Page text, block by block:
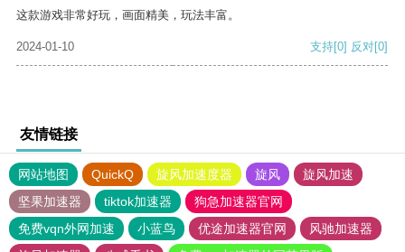
这款游戏非常好玩，画面精美，玩法丰富。
2024-01-10 支持[0] 反对[0]
友情链接
网站地图 QuickQ 旋风加速度器 旋风
旋风加速
坚果加速器
tiktok加速器
狗急加速器官网
免费vqn外网加速
小蓝鸟 优途加速器官网
风驰加速器